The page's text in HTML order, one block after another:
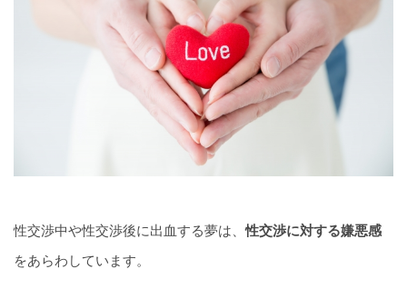
性交渉中や性交渉後に出血する夢は、性交渉に対する嫌悪感
をあらわしています。